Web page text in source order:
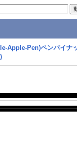
Apple-Pen)ペンパイナ